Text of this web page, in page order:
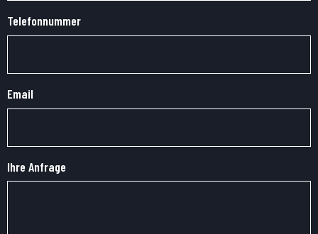
Telefonnummer
Email
Ihre Anfrage